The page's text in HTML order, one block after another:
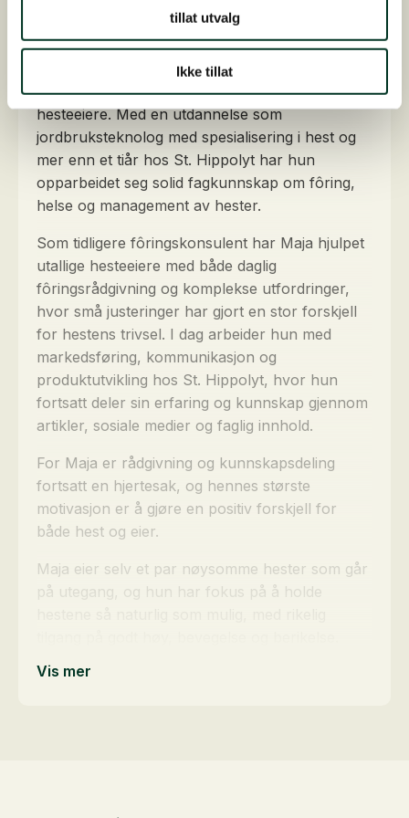
tillat utvalg
Ikke tillat
Maja Knudsen
Maja Mandrup Knudsen har gjennom mange år
vært en kjent og betrodd rådgiver blant danske
hesteeiere. Med en utdannelse som
jordbruksteknolog med spesialisering i hest og
mer enn et tiår hos St. Hippolyt har hun
opparbeidet seg solid fagkunnskap om fôring,
helse og management av hester.
Som tidligere fôringskonsulent har Maja hjulpet
utallige hesteeiere med både daglig
fôringsrådgivning og komplekse utfordringer,
hvor små justeringer har gjort en stor forskjell
for hestens trivsel. I dag arbeider hun med
markedsføring, kommunikasjon og
produktutvikling hos St. Hippolyt, hvor hun
fortsatt deler sin erfaring og kunnskap gjennom
artikler, sosiale medier og faglig innhold.
For Maja er rådgivning og kunnskapsdeling
fortsatt en hjertesak, og hennes største
motivasjon er å gjøre en positiv forskjell for
både hest og eier.
Maja eier selv et par nøysomme hester som går
på utegang, og hun har fokus på å holde
Vis mer